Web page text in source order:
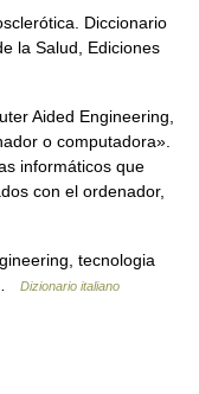
Diccionario
la Salud, Ediciones
Aided Engineering,
o computadora».
informáticos que
con el ordenador,
tecnologia
Dizionario italiano